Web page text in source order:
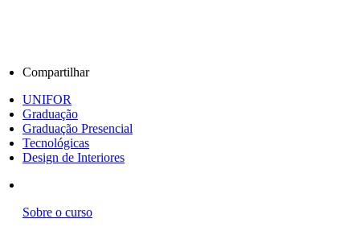
Compartilhar
UNIFOR
Graduação
Graduação Presencial
Tecnológicas
Design de Interiores
Sobre o curso